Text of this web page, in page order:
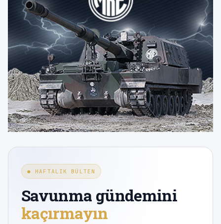
● HAFTALIK BÜLTEN
Savunma gündemini
kaçırmayın